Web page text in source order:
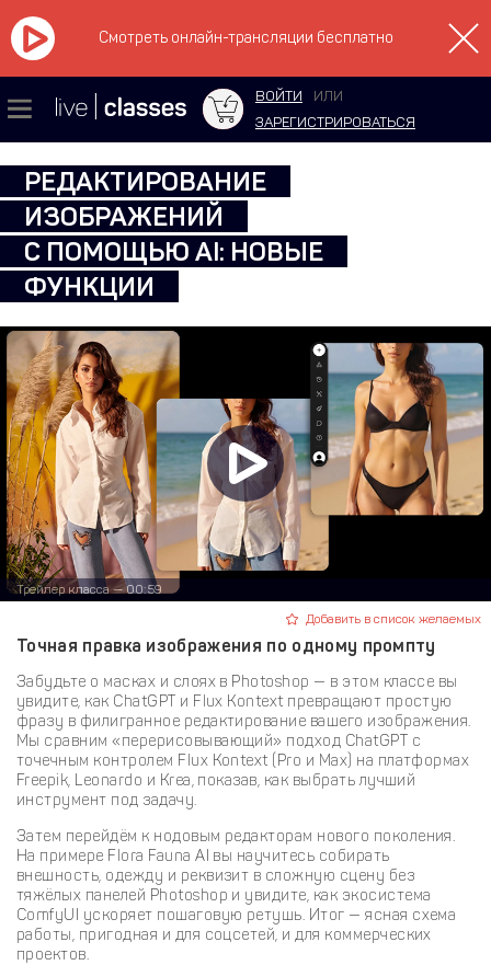
Смотреть онлайн-трансляции бесплатно
ВОЙТИ
ИЛИ
ЗАРЕГИСТРИРОВАТЬСЯ
РЕДАКТИРОВАНИЕ
ИЗОБРАЖЕНИЙ
С ПОМОЩЬЮ AI: НОВЫЕ
ФУНКЦИИ
Трейлер класса — 00:59
Добавить в список желаемых
Точная правка изображения по одному промпту
Забудьте о масках и слоях в Photoshop — в этом классе вы
увидите, как ChatGPT и Flux Kontext превращают простую
фразу в филигранное редактирование вашего изображения.
Мы сравним «перерисовывающий» подход ChatGPT с
точечным контролем Flux Kontext (Pro и Max) на платформах
Freepik, Leonardo и Krea, показав, как выбрать лучший
инструмент под задачу.
Затем перейдём к нодовым редакторам нового поколения.
На примере Flora Fauna AI вы научитесь собирать
внешность, одежду и реквизит в сложную сцену без
тяжёлых панелей Photoshop и увидите, как экосистема
ComfyUI ускоряет пошаговую ретушь. Итог — ясная схема
работы, пригодная и для соцсетей, и для коммерческих
проектов.